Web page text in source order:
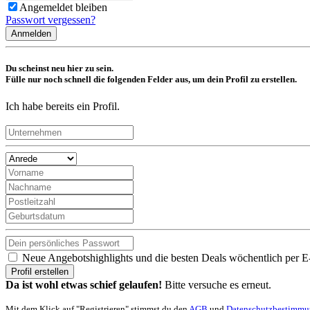
Angemeldet bleiben
Passwort vergessen?
Anmelden
Du scheinst neu hier zu sein.
Fülle nur noch schnell die folgenden Felder aus, um dein Profil zu erstellen.
Ich habe bereits ein Profil.
Neue Angebotshighlights und die besten Deals wöchentlich per
Profil erstellen
Da ist wohl etwas schief gelaufen! Bitte versuche es erneut.